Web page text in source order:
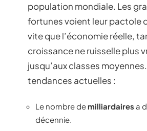
population mondiale. Les
fortunes voient leur pactole
vite que l’économie réelle,
croissance ne ruisselle plus
jusqu’aux classes
tendances actuelles :
Le nombre de milliardaires a
décennie.